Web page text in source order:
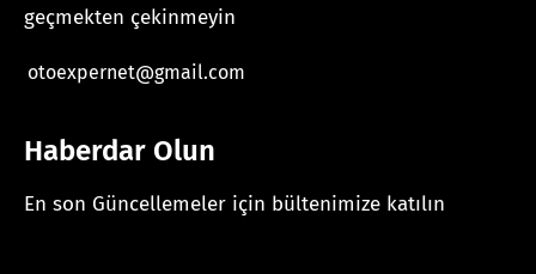
geçmekten çekinmeyin
otoexpernet@gmail.com
Haberdar Olun
En son Güncellemeler için bültenimize katılın